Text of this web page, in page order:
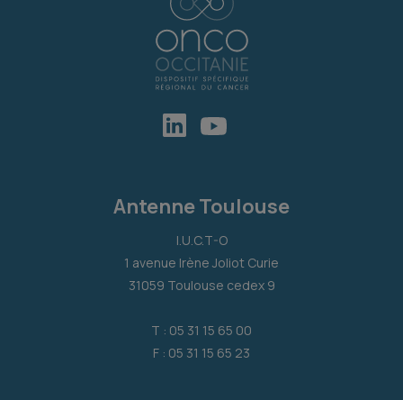
Antenne Toulouse
I.U.C.T-O
1 avenue Irène Joliot Curie
31059 Toulouse cedex 9
T : 05 31 15 65 00
F : 05 31 15 65 23